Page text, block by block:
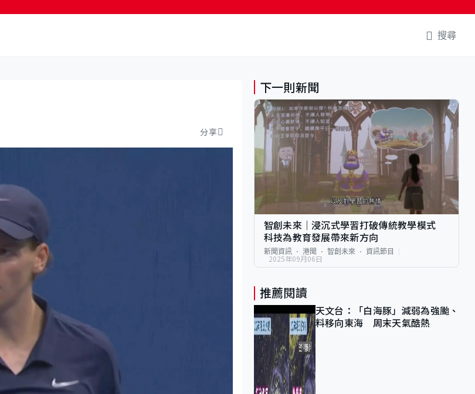
搜尋
分享
下一則新聞
智創未來｜浸沉式學習打破傳統教學模式
科技為教育發展帶來新方向
新聞資訊 港聞 智創未來 資訊節目
2025年09月06日
推薦閱讀
天文台：「白海豚」減弱為強颱、
料移向東海 周末天氣酷熱